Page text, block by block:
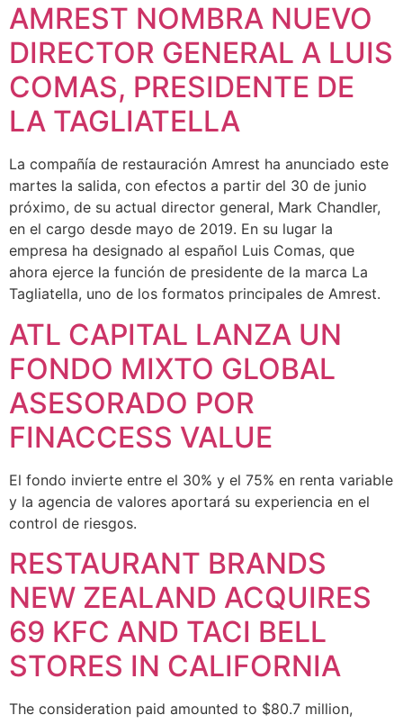
AMREST NOMBRA NUEVO
DIRECTOR GENERAL A LUIS
COMAS, PRESIDENTE DE
LA TAGLIATELLA
La compañía de restauración Amrest ha anunciado este
martes la salida, con efectos a partir del 30 de junio
próximo, de su actual director general, Mark Chandler,
en el cargo desde mayo de 2019. En su lugar la
empresa ha designado al español Luis Comas, que
ahora ejerce la función de presidente de la marca La
Tagliatella, uno de los formatos principales de Amrest.
ATL CAPITAL LANZA UN
FONDO MIXTO GLOBAL
ASESORADO POR
FINACCESS VALUE
El fondo invierte entre el 30% y el 75% en renta variable
y la agencia de valores aportará su experiencia en el
control de riesgos.
RESTAURANT BRANDS
NEW ZEALAND ACQUIRES
69 KFC AND TACI BELL
STORES IN CALIFORNIA
The consideration paid amounted to $80.7 million,